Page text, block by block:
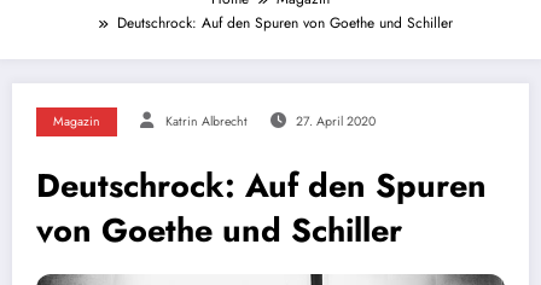
Deutschrock: Auf den Spuren von Goethe und Schiller
Magazin Katrin Albrecht 27. April 2020
Deutschrock: Auf den Spuren
von Goethe und Schiller